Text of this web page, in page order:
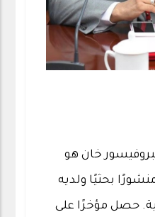
خان هو
ما يزيد عن 450 منشورًا بحثيًا ولديه
حصل مؤخرًا على